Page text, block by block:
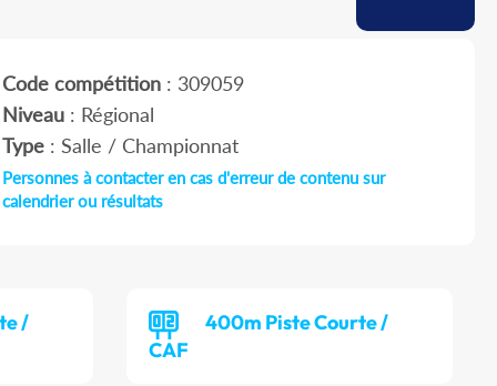
Code compétition: 309059
Niveau: Régional
Type: Salle / Championnat
Personnes à contacter en cas d'erreur de contenu sur
calendrier ou résultats
/
400m Piste Courte /
CAF